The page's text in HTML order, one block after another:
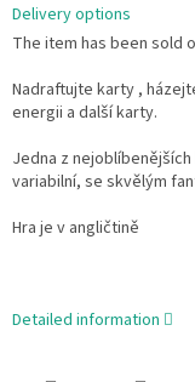
Delivery options
The item has been sold
Nadraftujte karty ,
energii a další karty.
Jedna z
variabilní, se skvělým
Hra je v angličtině
Detailed information